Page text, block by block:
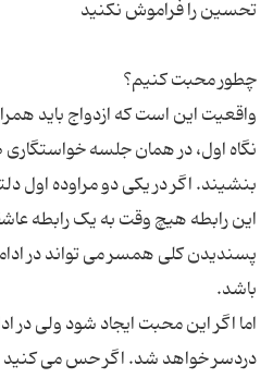
واقعیت این است که ازدواج باید
نگاه اول، در همان جلسه
بنشیند. اگر در یکی دو مراوده اول
این رابطه هیچ وقت به یک رابطه
پسندیدن کلی همسر می تواند در
اما اگر این محبت ایجاد شود ولی در
دردسر خواهد شد. اگر حس می کنید